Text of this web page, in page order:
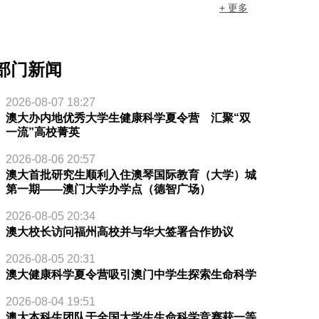
+ 更多
门新闻
2026-08-07 18:27
澳大办内地优秀大学生健康科学夏令营 汇聚“双
一流”高校菁英
2026-08-06 20:57
澳大首批研究生顺利入住澳琴国际教育（大学）城
第一期——澳门大学办学点（德智广场）
2026-08-05 20:34
澳大校长访问福州高校并与华大签署合作协议
2026-08-05 20:31
澳大健康科学夏令营吸引澳门中学生探索生命科学
2026-08-04 19:51